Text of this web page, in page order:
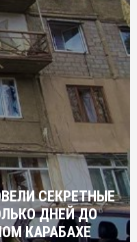
СЕКРЕТНЫЕ
ДНЕЙ ДО
КАРАБАХЕ